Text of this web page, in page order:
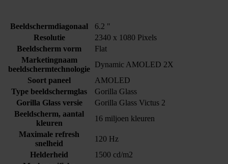
Beeldschermdiagonaal
6.2 "
Resolutie
2340 x 1080 Pixels
Beeldscherm vorm
Flat
Marketingnaam
beeldschermtechnologie
Dynamic AMOLED 2X
Soort paneel
AMOLED
Type beeldschermglas
Gorilla Glass
Gorilla Glass versie
Gorilla Glass Victus 2
Beeldscherm, aantal
kleuren
16 miljoen kleuren
Maximale refresh
snelheid
120 Hz
Helderheid
1500 cd/m2